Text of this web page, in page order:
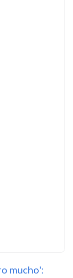
mucho':